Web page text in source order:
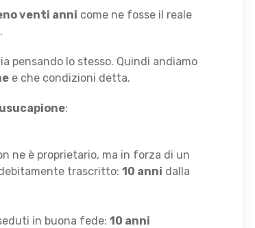
venti anni come ne fosse il reale
pensando lo stesso. Quindi andiamo
e che condizioni detta.
:
ne è proprietario, ma in forza di un
trascritto: 10 anni dalla
in buona fede: 10 anni